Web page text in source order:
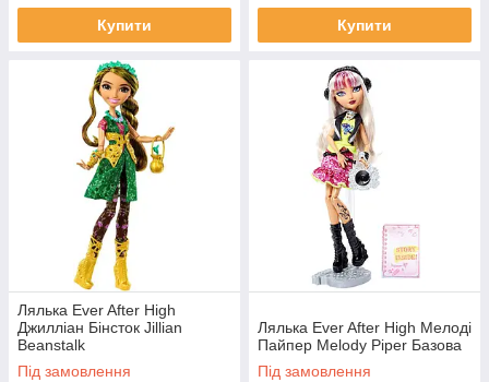
Купити Купити
Лялька Ever After High
Джилліан Бінсток Jillian
Beanstalk
Під замовлення
Лялька Ever After High Мелоді
Пайпер Melody Piper Базова
Під замовлення